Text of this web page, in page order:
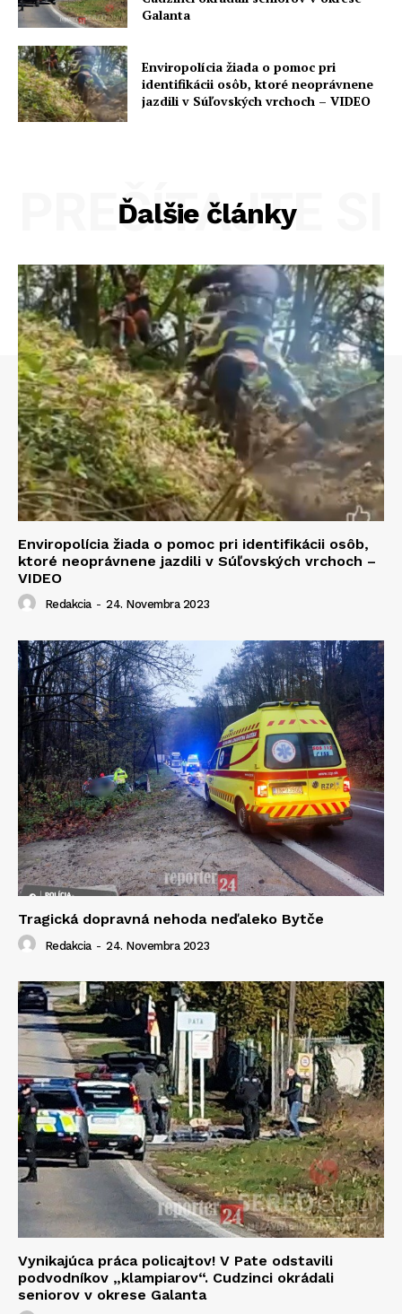
Galanta
Enviropolícia žiada o pomoc pri
identifikácii osôb, ktoré neoprávnene
jazdili v Súľovských vrchoch – VIDEO
Ďalšie články
PREČÍTAJTE SI
Enviropolícia žiada o pomoc pri identifikácii osôb,
ktoré neoprávnene jazdili v Súľovských vrchoch –
VIDEO
Redakcia - 24. Novembra 2023
Tragická dopravná nehoda neďaleko Bytče
Redakcia - 24. Novembra 2023
Vynikajúca práca policajtov! V Pate odstavili
podvodníkov „klampiarov“. Cudzinci okrádali
seniorov v okrese Galanta